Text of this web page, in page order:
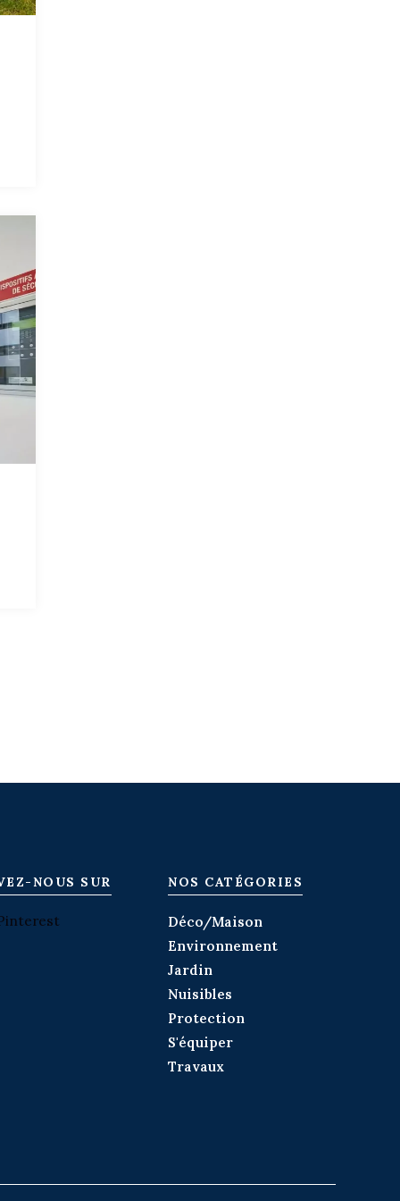
NOUS SUR NOS CATÉGORIES
Déco/Maison
Environnement
Jardin
Nuisibles
Protection
S'équiper
Travaux